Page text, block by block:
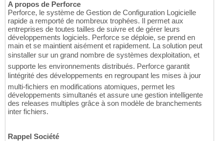
A propos de Perforce
Perforce, le système de Gestion de Configuration Logicielle
rapide a remporté de nombreux trophées. Il permet aux
entreprises de toutes tailles de suivre et de gérer leurs
développements logiciels. Perforce se déploie, se prend en
main et se maintient aisément et rapidement. La solution peut
sinstaller sur un grand nombre de systèmes dexploitation, et
supporte les environnements distribués. Perforce garantit
lintégrité des développements en regroupant les mises à jour
multi-fichiers en modifications atomiques, permet les
développements simultanés et assure une gestion intelligente
des releases multiples grâce à son modèle de branchements
inter fichiers.
Rappel Société